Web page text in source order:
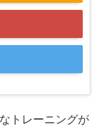
トレーニングが